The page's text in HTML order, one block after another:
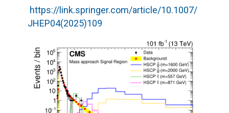
https://link.springer.com/article/10.1007/
JHEP04(2025)109